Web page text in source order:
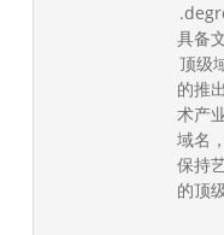
具备
顶级
的推
术产
域名
保持
的顶